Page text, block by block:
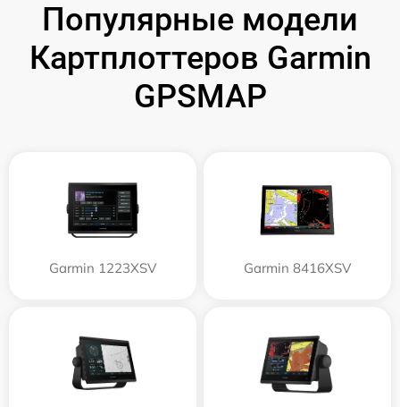
Популярные модели
Картплоттеров Garmin
GPSMAP
Garmin 1223XSV Garmin 8416XSV